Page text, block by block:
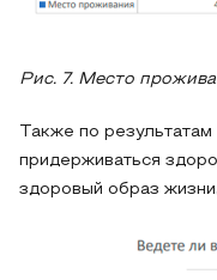
Рис. 7. Место
Также по
придерживаться
здоровый образ